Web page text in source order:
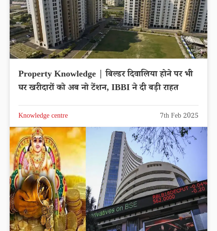
Property Knowledge | बिल्डर दिवालिया होने पर भी
घर खरीदारों को अब नो टेंशन, IBBI ने दी बड़ी राहत
Knowledge centre 7th Feb 2025